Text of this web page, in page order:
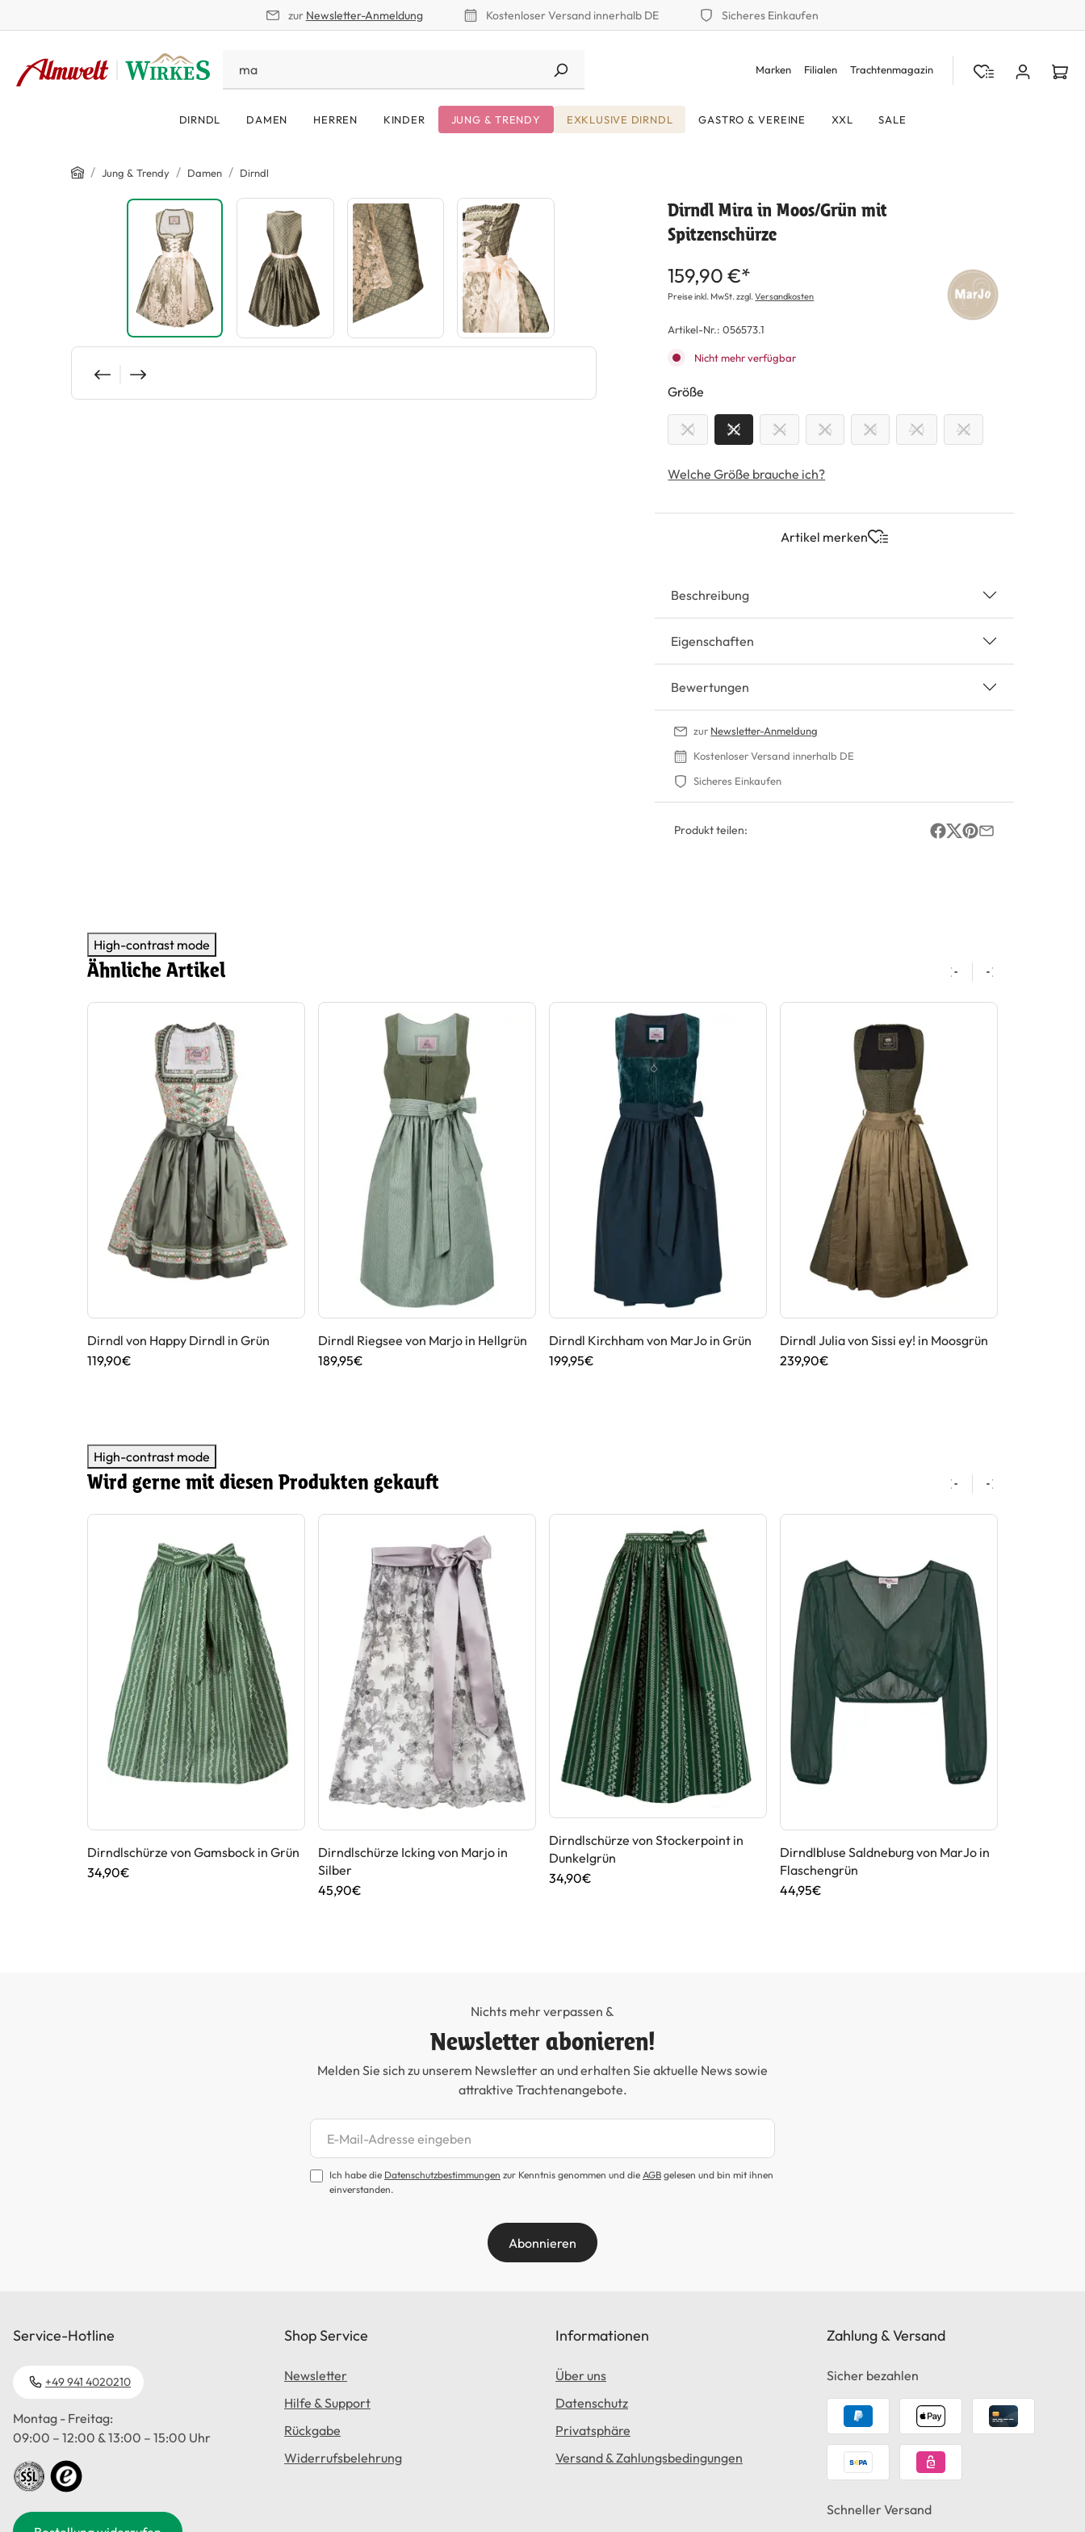
zur Newsletter-Anmeldung Kostenloser Versand innerhalb DE Sicheres Einkaufen
Marken Filialen Trachtenmagazin
DIRNDL DAMEN HERREN KINDER JUNG & TRENDY EXKLUSIVE DIRNDL GASTRO & VEREINE XXL SALE
Home
/ Jung & Trendy / Damen / Dirndl
Bildergalerie überspringen
Dirndl Mira in Moos/Grün mit
Spitzenschürze
159,90 €*
Preise inkl. MwSt. zzgl.Versandkosten
Artikel-Nr.:056573.1
Nicht mehr verfügbar
Größe
30 32 34 36 38 40 42
Welche Größe brauche ich?
Artikel merken
Beschreibung
Eigenschaften
Bewertungen
zur Newsletter-Anmeldung
Kostenloser Versand innerhalb DE
Sicheres Einkaufen
Produkt teilen:
High-contrast mode
Ähnliche Artikel
Dirndl von Happy Dirndl in Grün
119,90€
Dirndl Riegsee von Marjo in Hellgrün
189,95€
Dirndl Kirchham von MarJo in Grün
199,95€
Dirndl Julia von Sissi ey! in Moosgrün
239,90€
High-contrast mode
Wird gerne mit diesen Produkten gekauft
Dirndlschürze von Gamsbock in Grün
34,90€
Dirndlschürze Icking von Marjo in
Silber
45,90€
Dirndlschürze von Stockerpoint in
Dunkelgrün
34,90€
Dirndlbluse Saldneburg von MarJo in
Flaschengrün
44,95€
Nichts mehr verpassen &
Newsletter abonieren!
Melden Sie sich zu unserem Newsletter an und erhalten Sie aktuelle News sowie
attraktive Trachtenangebote.
Newsletter abonnieren
Ich habe die Datenschutzbestimmungen zur Kenntnis genommen und die AGB gelesen und bin mit ihnen
einverstanden.
Abonnieren
Service-Hotline
+49 941 4020210
Montag - Freitag:
09:00 – 12:00 & 13:00 – 15:00 Uhr
Shop Service
Newsletter
Hilfe & Support
Rückgabe
Widerrufsbelehrung
Informationen
Über uns
Datenschutz
Privatsphäre
Versand & Zahlungsbedingungen
Zahlung & Versand
Sicher bezahlen
Schneller Versand